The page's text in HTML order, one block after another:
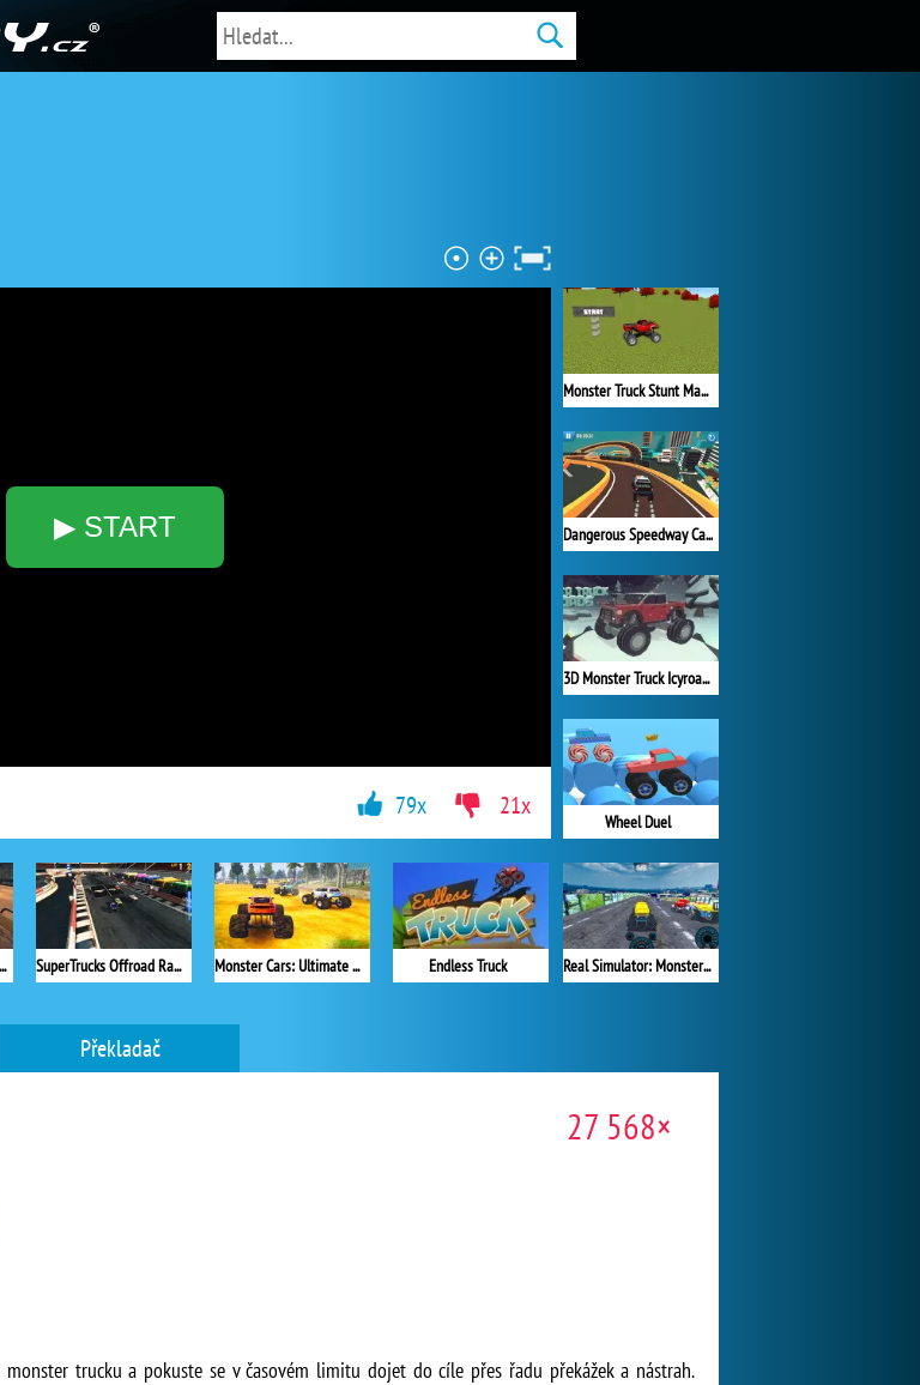
▶ START
Monster Truck Stunt Madness
Dangerous Speedway Cars
3D Monster Truck Icyroads
Wheel Duel
Real Simulator: Monster Truck
Monster Truck Crazy Racing 2 SuperTrucks Offroad Racing Monster Cars: Ultimate Simulator Endless Truck
79x 21x
Překladač
27 568×
trucku a pokuste se v časovém limitu dojet do cíle přes řadu překážek a nástrah.